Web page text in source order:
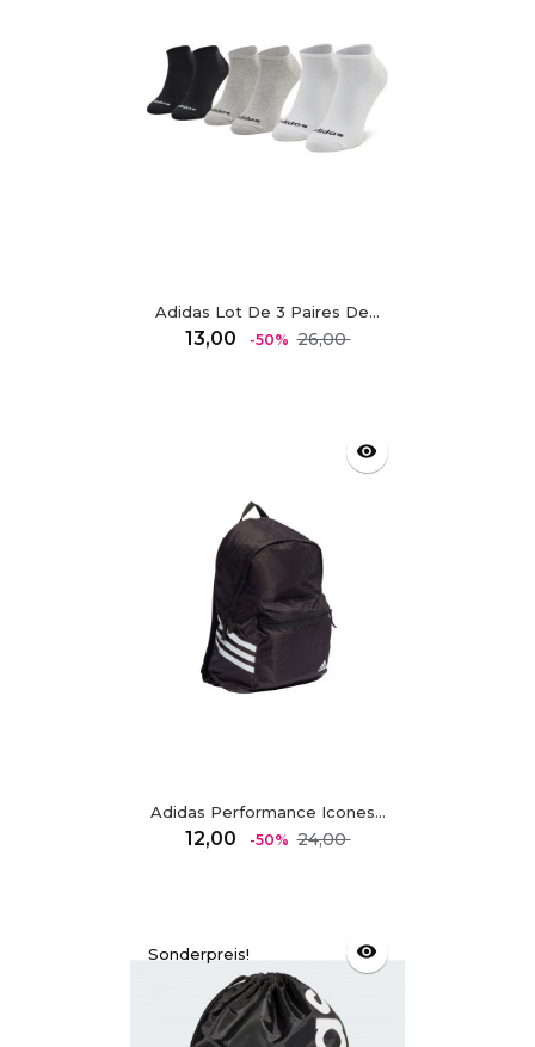
Adidas Lot De 3 Paires De...
13,00
Regulärer
-50% 26,00Preis
visibility
Adidas Performance Icones...
12,00
Regulärer
-50% 24,00Preis
Sonderpreis! visibility